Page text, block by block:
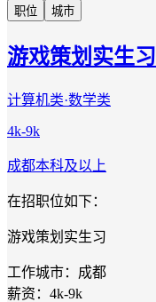
职位 城市
游戏策划实生习
计算机类·数学类
4k-9k
成都本科及以上
在招职位如下：
游戏策划实生习
工作城市：成都
薪资：4k-9k